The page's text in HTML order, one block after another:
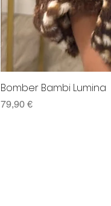
Bomber Bambi Lumina
Preço
79,90 €